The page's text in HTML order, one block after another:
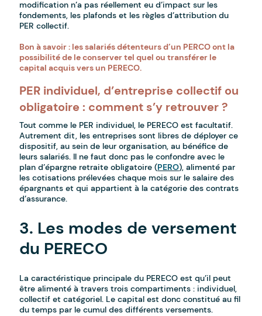
modification n’a pas réellement eu d’impact sur les
fondements, les plafonds et les règles d’attribution du
PER collectif.
Bon à savoir : les salariés détenteurs d’un PERCO ont la
possibilité de le conserver tel quel ou transférer le
capital acquis vers un PERECO.
PER individuel, d’entreprise collectif ou
obligatoire : comment s’y retrouver ?
Tout comme le PER individuel, le PERECO est facultatif.
Autrement dit, les entreprises sont libres de déployer ce
dispositif, au sein de leur organisation, au bénéfice de
leurs salariés. Il ne faut donc pas le confondre avec le
plan d’épargne retraite obligatoire (PERO), alimenté par
les cotisations prélevées chaque mois sur le salaire des
épargnants et qui appartient à la catégorie des contrats
d’assurance.
3. Les modes de versement
du PERECO
La caractéristique principale du PERECO est qu’il peut
être alimenté à travers trois compartiments : individuel,
collectif et catégoriel. Le capital est donc constitué au fil
du temps par le cumul des différents versements.